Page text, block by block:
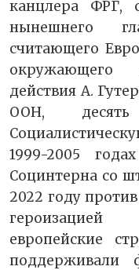
канцлера ФРГ,
нынешнего
считающего
действия А.
ООН, десять
1999-2005
Социнтерна со
2022 году
европейские